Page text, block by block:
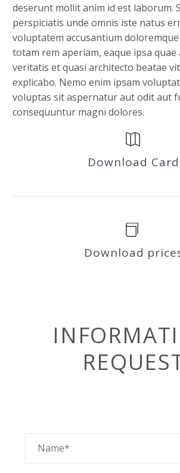
deserunt mollit anim id est laborum.
perspiciatis unde omnis iste natus
voluptatem accusantium
totam rem aperiam, eaque ipsa
veritatis et quasi architecto beatae
explicabo. Nemo enim ipsam
voluptas sit aspernatur aut odit aut
consequuntur magni dolores.


Download Card


Download